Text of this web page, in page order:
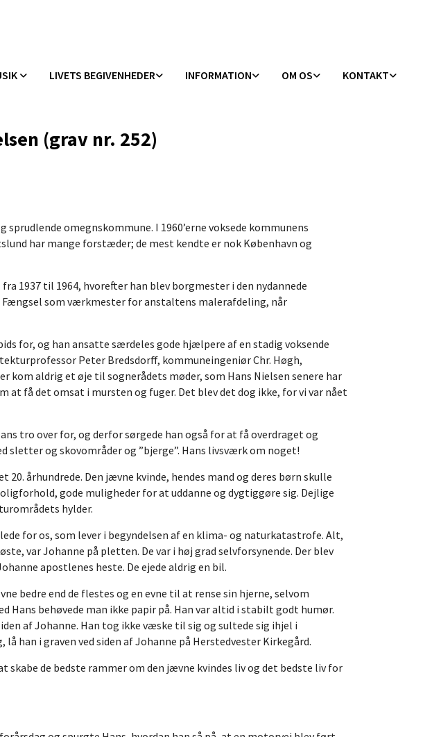
LIVETS BEGIVENHEDER INFORMATION OM OS KONTAKT
(grav nr. 252)
omegnskommune. I 1960’erne voksede kommunens
har mange forstæder; de mest kendte er nok København og
1937 til 1964, hvorefter han blev borgmester i den nydannede
som værkmester for anstaltens malerafdeling, når
for, og han ansatte særdeles gode hjælpere af en stadig voksende
Peter Bredsdorff, kommuneingeniør Chr. Høgh,
aldrig et øje til sognerådets møder, som Hans Nielsen senere har
at få det omsat i mursten og fuger. Det blev det dog ikke, for vi var nået
tro over for, og derfor sørgede han også for at få overdraget og
sletter og skovområder og ”bjerge”. Hans livsværk om noget!
århundrede. Den jævne kvinde, hendes mand og deres børn skulle
gode muligheder for at uddanne og dygtiggøre sig. Dejlige
hylder.
for os, som lever i begyndelsen af en klima- og naturkatastrofe. Alt,
var Johanne på pletten. De var i høj grad selvforsynende. Der blev
apostlenes heste. De ejede aldrig en bil.
bedre end de flestes og en evne til at rense sin hjerne, selvom
Hans behøvede man ikke papir på. Han var altid i stabilt godt humør.
af Johanne. Han tog ikke væske til sig og sultede sig ihjel i
han i graven ved siden af Johanne på Herstedvester Kirkegård.
de bedste rammer om den jævne kvindes liv og det bedste liv for